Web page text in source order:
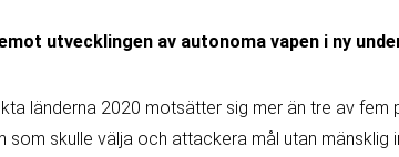
utvecklingen av autonoma vapen i ny
länderna 2020 motsätter sig mer än tre av fem
som skulle välja och attackera mål utan mänsklig